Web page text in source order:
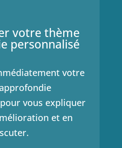
votre thème
personnalisé
votre
vous expliquer
et en